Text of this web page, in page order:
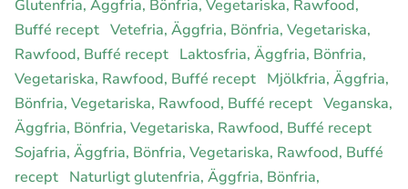
Glutenfria, Äggfria, Bönfria, Vegetariska, Rawfood,
Buffé recept Vetefria, Äggfria, Bönfria, Vegetariska,
Rawfood, Buffé recept Laktosfria, Äggfria, Bönfria,
Vegetariska, Rawfood, Buffé recept Mjölkfria, Äggfria,
Bönfria, Vegetariska, Rawfood, Buffé recept Veganska,
Äggfria, Bönfria, Vegetariska, Rawfood, Buffé recept
Sojafria, Äggfria, Bönfria, Vegetariska, Rawfood, Buffé
recept Naturligt glutenfria, Äggfria, Bönfria,